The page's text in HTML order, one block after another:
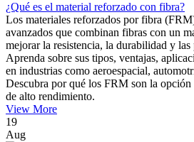
¿Qué es el material reforzado con fibra?
Los materiales reforzados por fibra
avanzados que combinan fibras con un
mejorar la resistencia, la durabilidad y las
Aprenda sobre sus tipos, ventajas,
en industrias como aeroespacial,
Descubra por qué los FRM son la opción
de alto rendimiento.
View More
19
Aug